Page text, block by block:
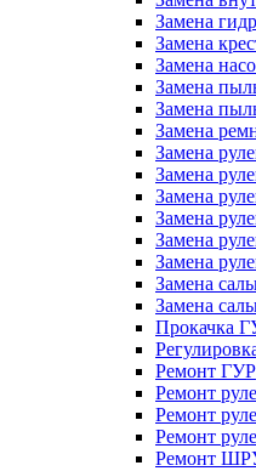
Замена
Замена
Замена
Замена
Замена
Замена
Замена
Замена
Замена
Замена
Замена
Замена
Замена
Замена
Прокачка
Ремонт ГУР
Ремонт
Ремонт
Ремонт
Ремонт